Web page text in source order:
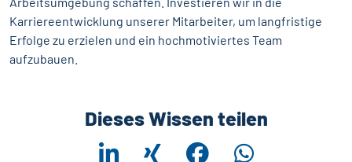
Karriereentwicklung unserer Mitarbeiter, um langfristige
Erfolge zu erzielen und ein hochmotiviertes Team
aufzubauen.
Dieses Wissen teilen